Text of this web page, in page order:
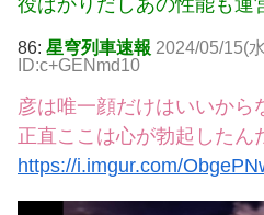
役ばかりだしあの性能も運
86: 星穹列車速報 2024/05/15(
ID:c+GENmd10
彦は唯一顔だけはいいから
正直ここは心が勃起したん
https://i.imgur.com/